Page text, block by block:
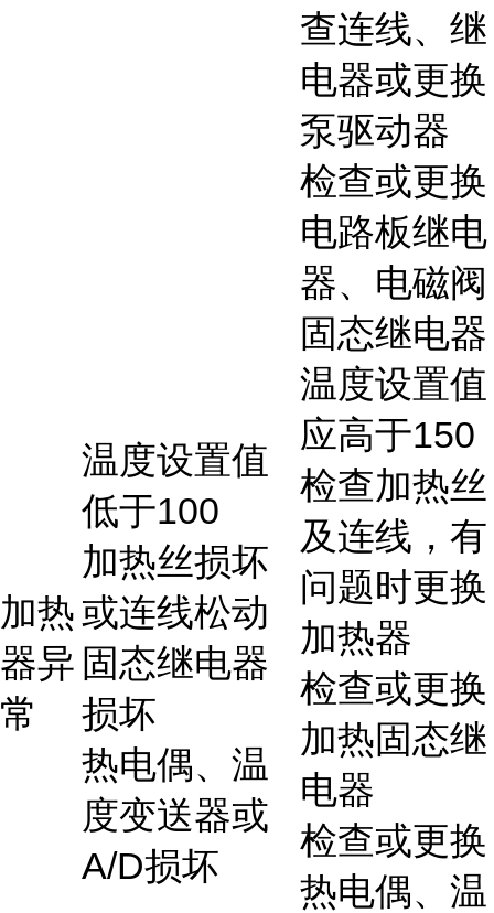
查连线、继
电器或更换
泵驱动器
检查或更换
电路板继电
器、电磁阀
固态继电器
加热
器异
常
温度设置值
低于100
加热丝损坏
或连线松动
固态继电器
损坏
热电偶、温
度变送器或
A/D损坏
温度设置值
应高于150
检查加热丝
及连线，有
问题时更换
加热器
检查或更换
加热固态继
电器
检查或更换
热电偶、温